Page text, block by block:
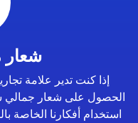
شعار
إذا كنت تدير علامة
الحصول على شعار جمالي
استخدام أفكارنا الخاصة